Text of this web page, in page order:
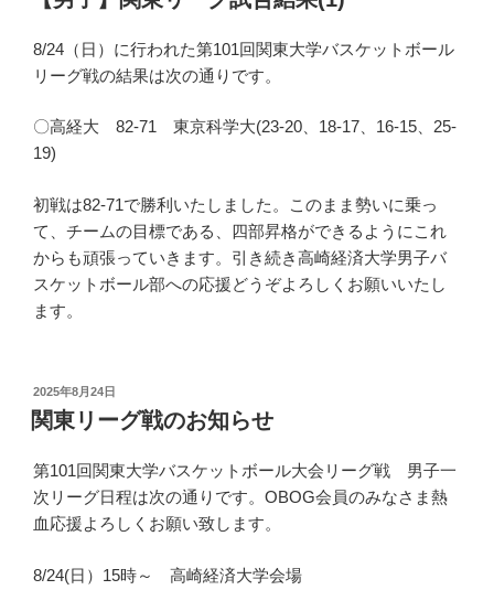
日:
8/24（日）に行われた第101回関東大学バスケットボール
リーグ戦の結果は次の通りです。
〇高経大 82-71 東京科学大(23-20、18-17、16-15、25-
19)
初戦は82-71で勝利いたしました。このまま勢いに乗っ
て、チームの目標である、四部昇格ができるようにこれ
からも頑張っていきます。引き続き高崎経済大学男子バ
スケットボール部への応援どうぞよろしくお願いいたし
ます。
投
稿
日:
2025年8月24日
関東リーグ戦のお知らせ
第101回関東大学バスケットボール大会リーグ戦 男子一
次リーグ日程は次の通りです。OBOG会員のみなさま熱
血応援よろしくお願い致します。
8/24(日）15時～ 高崎経済大学会場